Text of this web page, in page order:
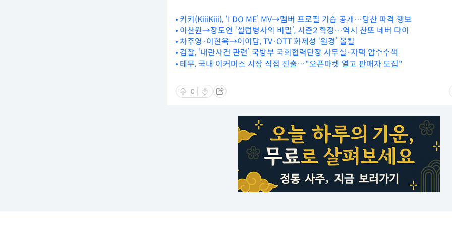
키키(KiiiKiii), ‘I DO ME’ MV→멤버 프로필 기습 공개…당찬 파격 행보
이찬원→장도연 ‘셀럽병사의 비밀’, 시즌2 확정…역시 찬또 네버 다이
차주영·이현욱→이이담, TV·OTT 화제성 ‘원경’ 올킬
검찰, ‘내란사건 관련’ 국방부 국회협력단장 사무실·자택 압수수색
테무, 국내 이커머스 시장 직접 진출…"오픈마켓 열고 판매자 모집"
0